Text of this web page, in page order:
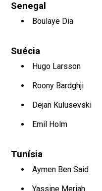
Senegal
Boulaye Dia
Suécia
Hugo Larsson
Roony Bardghji
Dejan Kulusevski
Emil Holm
Tunísia
Aymen Ben Said
Yassine Meriah